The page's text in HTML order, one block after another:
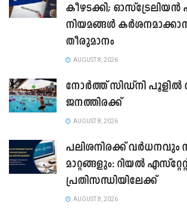
കീഴടക്കി; ഓസ്‌ട്രേലിയൻ
നിയമങ്ങൾ
തീരുമാനം
AUGUST 8, 2026
നോർത്ത് സിഡ്നി പൂളിൽ
ജനത്തിരക്ക്
AUGUST 8, 2026
പലിശനിരക്ക് വർധനവും
മാറ്റങ്ങളും: റിയൽ
പ്രതിസന്ധിയിലേക്ക്
AUGUST 8, 2026